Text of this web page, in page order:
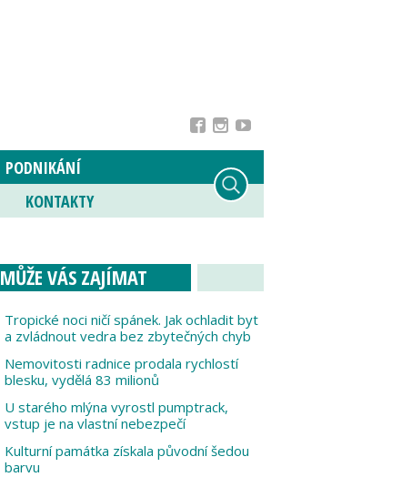
PODNIKÁNÍ
KONTAKTY
MŮŽE VÁS ZAJÍMAT
Tropické noci ničí spánek. Jak ochladit byt
a zvládnout vedra bez zbytečných chyb
Nemovitosti radnice prodala rychlostí
blesku, vydělá 83 milionů
U starého mlýna vyrostl pumptrack,
vstup je na vlastní nebezpečí
Kulturní památka získala původní šedou
barvu